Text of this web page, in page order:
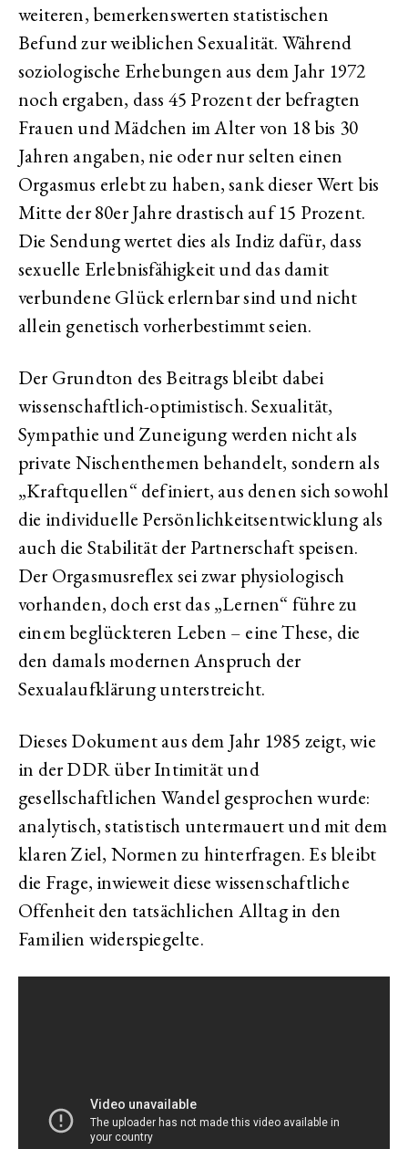
weiteren, bemerkenswerten statistischen
Befund zur weiblichen Sexualität. Während
soziologische Erhebungen aus dem Jahr 1972
noch ergaben, dass 45 Prozent der befragten
Frauen und Mädchen im Alter von 18 bis 30
Jahren angaben, nie oder nur selten einen
Orgasmus erlebt zu haben, sank dieser Wert bis
Mitte der 80er Jahre drastisch auf 15 Prozent.
Die Sendung wertet dies als Indiz dafür, dass
sexuelle Erlebnisfähigkeit und das damit
verbundene Glück erlernbar sind und nicht
allein genetisch vorherbestimmt seien.
Der Grundton des Beitrags bleibt dabei
wissenschaftlich-optimistisch. Sexualität,
Sympathie und Zuneigung werden nicht als
private Nischenthemen behandelt, sondern als
„Kraftquellen“ definiert, aus denen sich sowohl
die individuelle Persönlichkeitsentwicklung als
auch die Stabilität der Partnerschaft speisen.
Der Orgasmusreflex sei zwar physiologisch
vorhanden, doch erst das „Lernen“ führe zu
einem beglückteren Leben – eine These, die
den damals modernen Anspruch der
Sexualaufklärung unterstreicht.
Dieses Dokument aus dem Jahr 1985 zeigt, wie
in der DDR über Intimität und
gesellschaftlichen Wandel gesprochen wurde:
analytisch, statistisch untermauert und mit dem
klaren Ziel, Normen zu hinterfragen. Es bleibt
die Frage, inwieweit diese wissenschaftliche
Offenheit den tatsächlichen Alltag in den
Familien widerspiegelte.